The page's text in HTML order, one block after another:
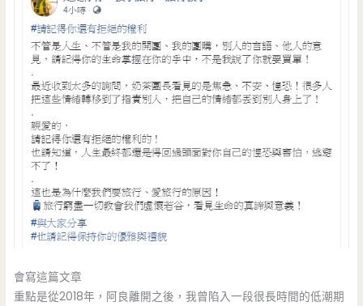
會寫這篇文章
重點是從2018年，阿良離開之後，我曾陷入一段很長時間的低潮期